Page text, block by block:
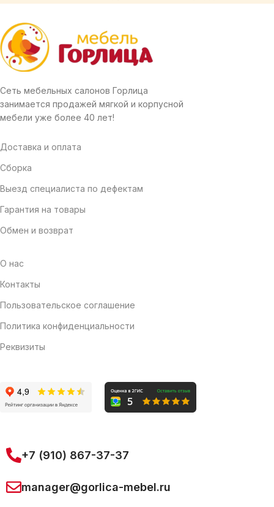
Сеть мебельных салонов Горлица
занимается продажей мягкой и корпусной
мебели уже более 40 лет!
Доставка и оплата
Сборка
Выезд специалиста по дефектам
Гарантия на товары
Обмен и возврат
О нас
Контакты
Пользовательское соглашение
Политика конфиденциальности
Реквизиты
+7 (910) 867-37-37
manager@gorlica-mebel.ru